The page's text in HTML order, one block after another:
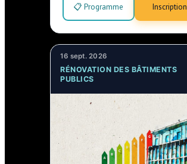
📋 Programme Inscription
16 sept. 2026
RÉNOVATION DES BÂTIMENTS
PUBLICS